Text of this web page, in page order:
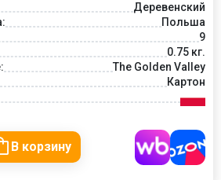
Деревенский
Польша
9
0.75 кг.
The Golden Valley
Картон
В корзину